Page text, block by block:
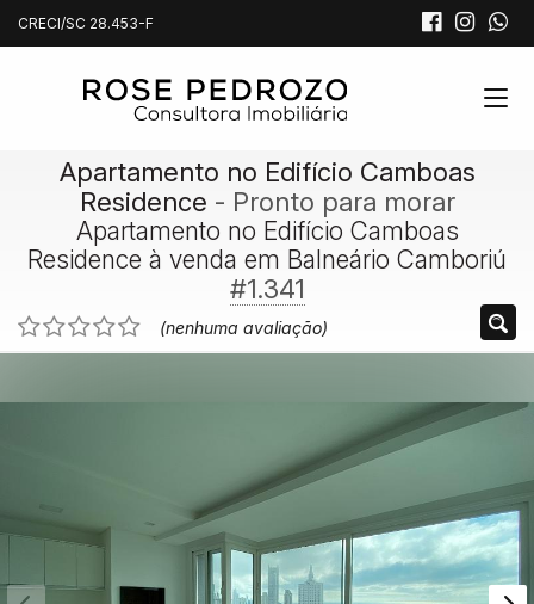
CRECI/SC 28.453-F
Apartamento no Edifício Camboas
Residence - Pronto para morar
Apartamento no Edifício Camboas
Residence à venda em Balneário Camboriú
#1.341
(nenhuma avaliação)